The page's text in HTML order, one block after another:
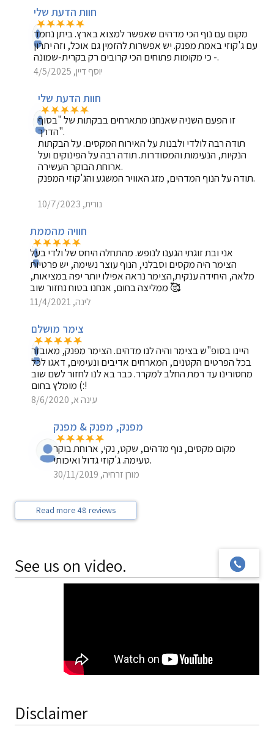
חוות הדעת שלי
מקום עם נוף הכי מדהים שאפשר למצוא בארץ. ביתן נחמד
עם ג'קוזי באמת מפנק. יש אפשרות להזמין גם אוכל, וזה יתרון
- כי מקומות פתוחים הכי קרובים רק בקרית-שמונה.
יוסף דיין, 4/5/2025
חוות הדעת שלי
זו הפעם השניה שאנחנו מתארחים בבקתות של "בסוף
הדרך".
תודה רבה לולדי ולבנות על האירוח המקסים. על הבקתות
הנקיות, הנעימות והמסודרות. תודה רבה על הפינוקים ועל
ארוחת הבוקר העשירה.
תודה על הנוף המדהים, מזג האוויר המשגע והג'קוזי המפנק.
נורית, 10/7/2023
חוויה מהממת
אני ובת זוגתי הגענו לנופש. מהתחלה היחס של ולדי בעל
הצימר היה מקסים וסבלני, הנוף עוצר נשימה, יש פרטיות
מלאה, היחידה ענקית,הצימר נראה אפילו יותר יפה במציאות,
ממליצה בחום, אנחנו בטוח נחזור שוב 🥰
לינה, 11/4/2021
צימר מושלם
היינו בסופ"ש בצימר והיה לנו מדהים. הצימר מפנק, מאובזר
בכל הפרטים הקטנים, המארחים אדיבים ונעימים, דאגו לכל
מחסורינו עד רמת החלב למקרר. כבר בא לנו לחזור לשם שוב
:) מומלץ בחום!
עינה א, 8/6/2020
מפנק, מפנק & מפנק
מקום מקסים, נוף מדהים, שקט, נקי, ארוחת בוקר
טעימה. ג'קוזי גדול ואיכותי.
מורן זרחיה, 30/11/2019
Read more 48 reviews
See us on video.
Disclaimer